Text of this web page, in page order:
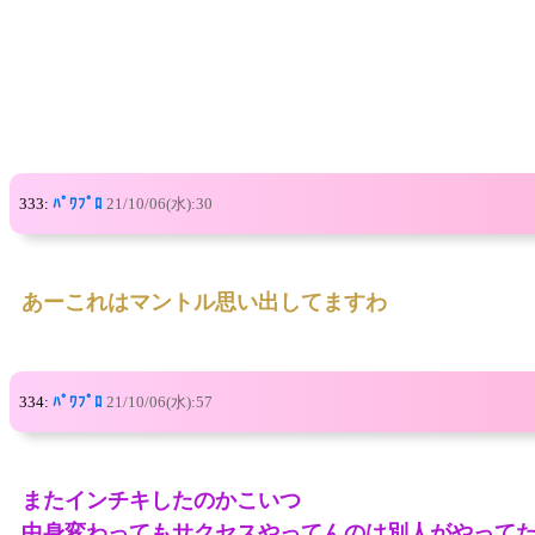
333: ﾊﾟﾜﾌﾟﾛ 21/10/06(水):30
あーこれはマントル思い出してますわ
334: ﾊﾟﾜﾌﾟﾛ 21/10/06(水):57
またインチキしたのかこいつ